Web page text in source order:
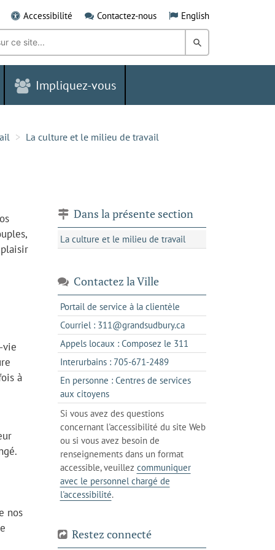
Accessibilité Contactez-nous English
Rechercher
dans
Grand
Impliquez-vous
La culture et le milieu de travail
vie
à
nos
Dans la présente section
La culture et le milieu de travail
Contactez la Ville
Portail de service à la clientèles'ouvre
dans
un
nouvel
Courriel : 311@grandsudbury.cas'ouvre
dans
votre
de
Appels locaux : Composez le 311
dans
un
client
téléphone
Interurbains : 705-671-2489s'ouvre
dans
client
votre
En personne : Centres de services
aux citoyenss'ouvre
dans
l'onglet
actuel
Si vous avez des questions
concernant l'accessibilité du site Web
ou si vous avez besoin de
renseignements dans un format
accessible, veuillez communiquer
avec le personnel chargé de
l'accessibilité.
Restez connecté